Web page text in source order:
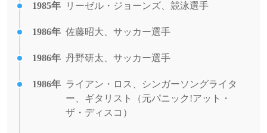
1985年 リーゼル・ジョーンズ、競泳選手
1986年 佐藤昭大、サッカー選手
1986年 丹野研太、サッカー選手
1986年 ライアン・ロス、シンガーソングライタ
ー、ギタリスト（元パニック!アット・
ザ・ディスコ）